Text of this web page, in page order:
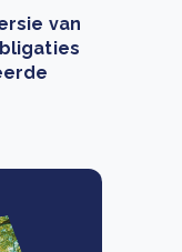
van